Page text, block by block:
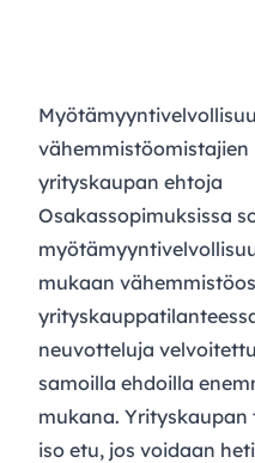
yrityskaupan ehtoja
Osakassopimuksissa
mukaan
neuvotteluja
samoilla ehdoilla
mukana.
iso etu, jos voidaan